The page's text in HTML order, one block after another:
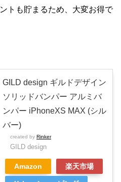
トも貯まるため、大変お得で
GILD design ギルドデザイン
ソリッドバンパー アルミバ
ンパー iPhoneXS MAX (シル
バー)
created by Rinker
GILD design
Amazon 楽天市場